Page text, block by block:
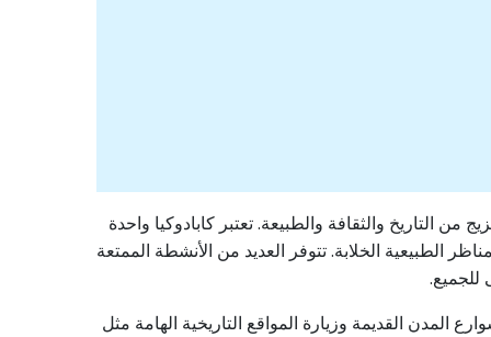
والثقافة والطبيعة. تعتبر كابادوكيا واحدة
الطبيعية الخلابة. تتوفر العديد من الأنشطة الممتعة
المدن القديمة وزيارة المواقع التاريخية الهامة مثل